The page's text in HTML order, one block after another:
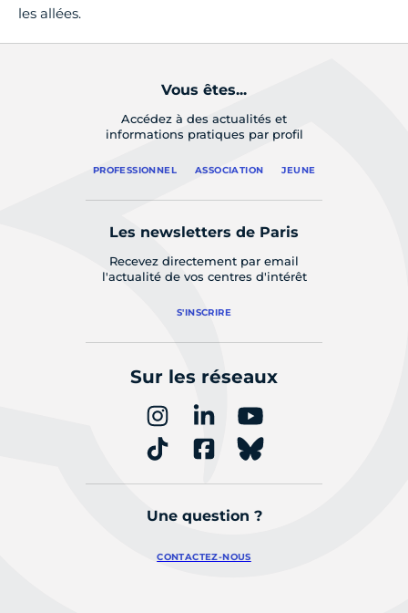
les allées.
Vous êtes...
Accédez à des actualités et
informations pratiques par profil
PROFESSIONNEL ASSOCIATION JEUNE
Les newsletters de Paris
Recevez directement par email
l'actualité de vos centres d'intérêt
S'INSCRIRE
Sur les réseaux
Une question ?
CONTACTEZ-NOUS